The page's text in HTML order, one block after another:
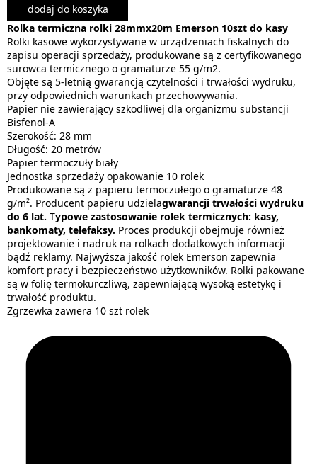
dodaj do koszyka
Rolka termiczna rolki 28mmx20m Emerson 10szt do kasy
Rolki kasowe wykorzystywane w urządzeniach fiskalnych do
zapisu operacji sprzedaży, produkowane są z certyfikowanego
surowca termicznego o gramaturze 55 g/m2.
Objęte są 5-letnią gwarancją czytelności i trwałości wydruku,
przy odpowiednich warunkach przechowywania.
Papier nie zawierający szkodliwej dla organizmu substancji
Bisfenol-A
Szerokość: 28 mm
Długość: 20 metrów
Papier termoczuły biały
Jednostka sprzedaży opakowanie 10 rolek
Produkowane są z papieru termoczułego o gramaturze 48
g/m². Producent papieru udzielagwarancji trwałości wydruku
do 6 lat. Typowe zastosowanie rolek termicznych: kasy,
bankomaty, telefaksy. Proces produkcji obejmuje również
projektowanie i nadruk na rolkach dodatkowych informacji
bądź reklamy. Najwyższa jakość rolek Emerson zapewnia
komfort pracy i bezpieczeństwo użytkowników. Rolki pakowane
są w folię termokurczliwą, zapewniającą wysoką estetykę i
trwałość produktu.
Zgrzewka zawiera 10 szt rolek